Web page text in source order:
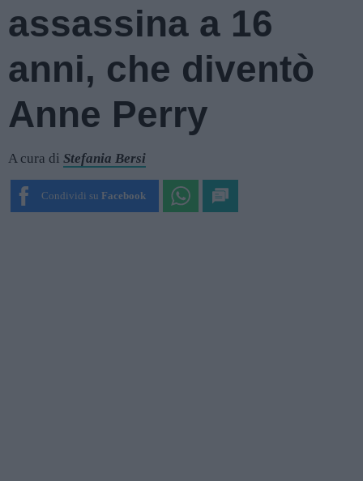
assassina a 16
anni, che diventò
Anne Perry
A cura di Stefania Bersi
Condividi su Facebook